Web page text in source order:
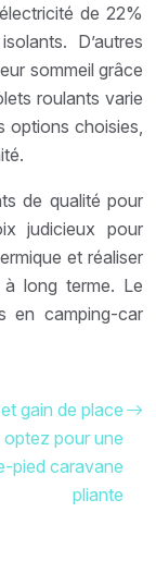
de 22%
D’autres
sommeil grâce
roulants varie
choisies,
de qualité pour
judicieux pour
et réaliser
à long terme. Le
en camping-car
gain de place
optez pour une
pied caravane
pliante